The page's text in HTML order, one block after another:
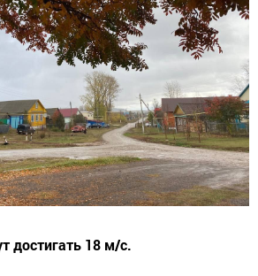
достигать 18 м/с.